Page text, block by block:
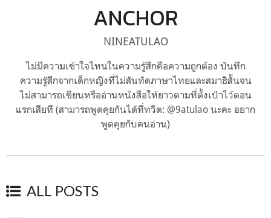
ANCHOR
NINEATULAO
ไม่มีความเข้าใจไหนในความรู้สึกคือความถูกต้อง บันทึก
ความรู้สึกจากเด็กหญิงที่ไม่สันทัดภาษาไทยและสมาธิสั้นจน
ไม่สามารถเขียนหรืออ่านหนังสือให้ยาวตามที่ตั้งเป้าไว้ตอน
แรกเสียที (สามารถพูดคุยกันได้ที่ทวิต: @9atulao นะคะ อยาก
พูดคุยกับคนอ่าน)
ALL POSTS